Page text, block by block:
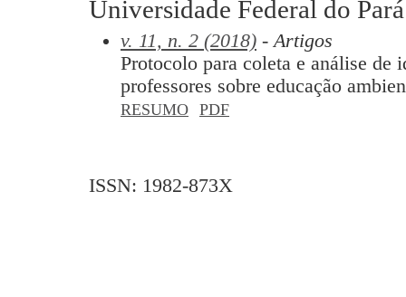
Universidade Federal do
v. 11, n. 2 (2018) - Artigos
Protocolo para coleta e análise de
professores sobre educação
RESUMO PDF
ISSN: 1982-873X